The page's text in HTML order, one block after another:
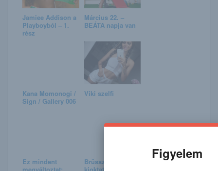
Jamiee Addison a
Playboyból – 1.
rész
Március 22. –
BEÁTA napja van
Kana Momonogi /
Sign / Gallery 006
Viki szelfi
Ez mindent
Brüsszeli
Figyelem